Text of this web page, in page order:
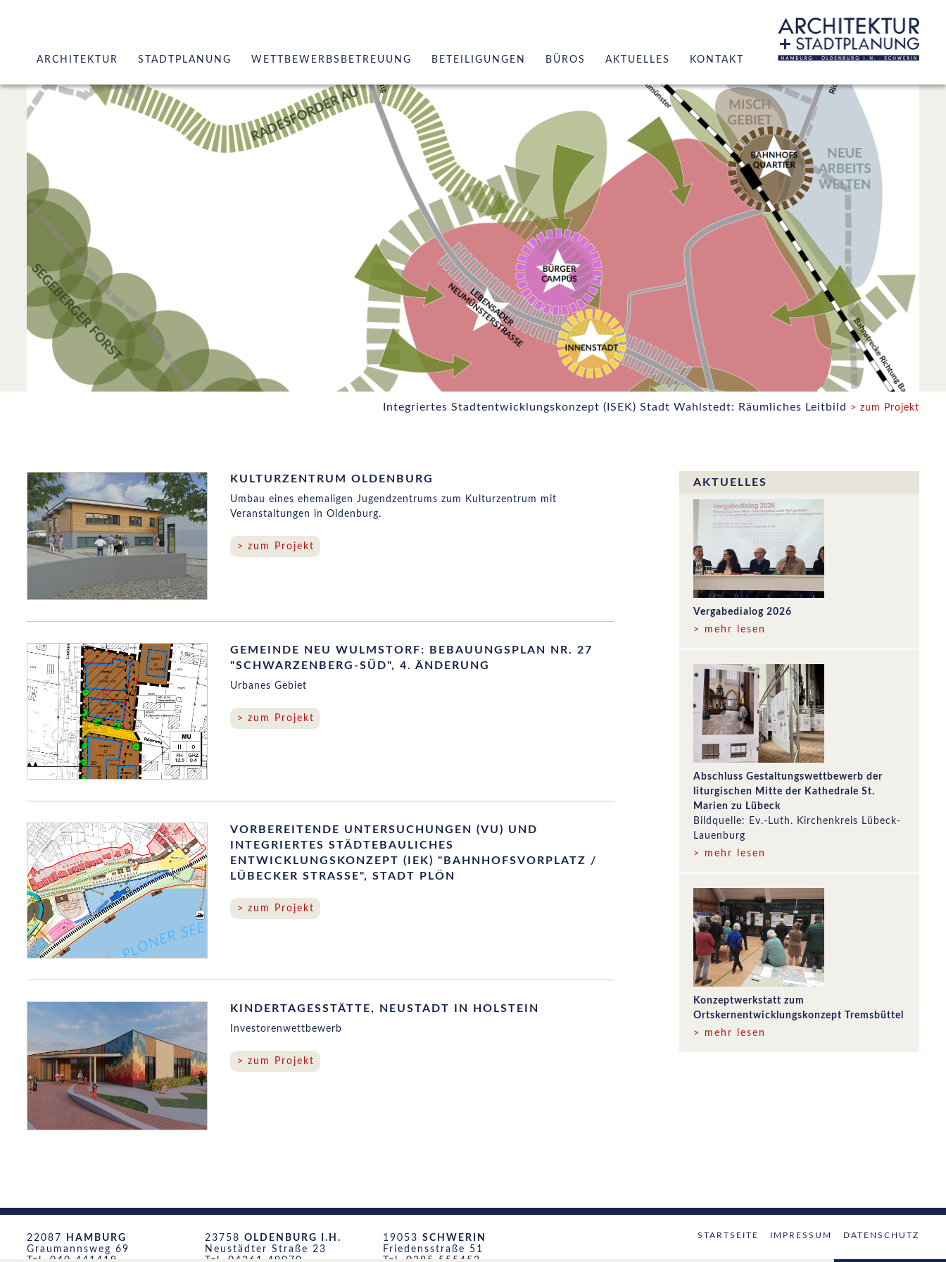
ARCHITEKTUR
Kirchen / Historische Bauten
Industrie- / Verwaltungsbau
Kulturbauten
Wettbewerbe / Gutachterverfahren
STADTPLANUNG
Stadtentwicklung / Stadterneuerung
Flächennutzungspläne
Bebauungspläne / sonstige Satzungen
WETTBEWERBSBETREUUNG BETEILIGUNGEN BÜROS
Leistungen
Referenzen Architektur
Referenzen Stadtplanung
Team
Netzwerk
AKTUELLES KONTAKT
Integriertes Stadtentwicklungskonzept (ISEK) Stadt Wahlstedt: Räumliches Leitbild > zum Projekt
KULTURZENTRUM OLDENBURG
Umbau eines ehemaligen Jugendzentrums zum Kulturzentrum mit
Veranstaltungen in Oldenburg.
zum Projekt
GEMEINDE NEU WULMSTORF: BEBAUUNGSPLAN NR. 27
"SCHWARZENBERG-SÜD", 4. ÄNDERUNG
Urbanes Gebiet
zum Projekt
VORBEREITENDE UNTERSUCHUNGEN (VU) UND
INTEGRIERTES STÄDTEBAULICHES
ENTWICKLUNGSKONZEPT (IEK) "BAHNHOFSVORPLATZ /
LÜBECKER STRASSE", STADT PLÖN
zum Projekt
KINDERTAGESSTÄTTE, NEUSTADT IN HOLSTEIN
Investorenwettbewerb
zum Projekt
AKTUELLES
Vergabedialog 2026
> mehr lesen
Abschluss Gestaltungswettbewerb der
liturgischen Mitte der Kathedrale St.
Marien zu Lübeck
Bildquelle: Ev.-Luth. Kirchenkreis Lübeck-
Lauenburg
> mehr lesen
Konzeptwerkstatt zum
Ortskernentwicklungskonzept Tremsbüttel
> mehr lesen
22087
HAMBURG
Graumannsweg 69
23758 OLDENBURG I.H.
Neustädter Straße 23
19053 SCHWERIN
Friedensstraße 51
STARTSEITE IMPRESSUM DATENSCHUTZ